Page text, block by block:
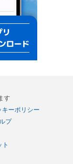
す
キーポリシー
プ